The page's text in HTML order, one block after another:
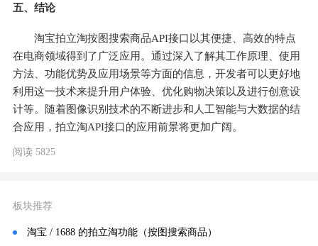
五、结论
淘宝拍立淘按图搜索商品API接口以其便捷、高效的特点
在电商领域得到了广泛应用。通过深入了解其工作原理、使用
方法、功能优势及应用场景等方面的信息，开发者可以更好地
利用这一技术来提升用户体验、优化购物决策以及进行创意设
计等。随着图像识别技术的不断进步和人工智能与大数据的结
合应用，拍立淘API接口的应用前景将更加广阔。
阅读 5825
板块推荐
淘宝 / 1688 的拍立淘功能（按图搜索商品）